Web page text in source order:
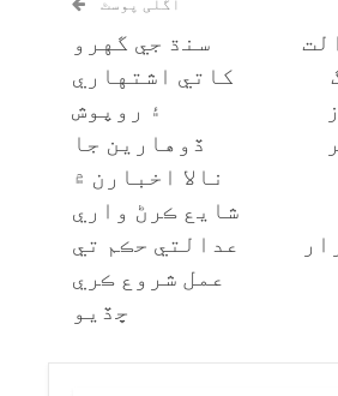
سنڌ جي گهرو
کاتي اشتهاري
۽ روپوش
ڏوهارين جا
نالا اخبارن ۾
شايع ڪرڻ واري
عدالتي حڪم تي
عمل شروع ڪري
ڇڏيو